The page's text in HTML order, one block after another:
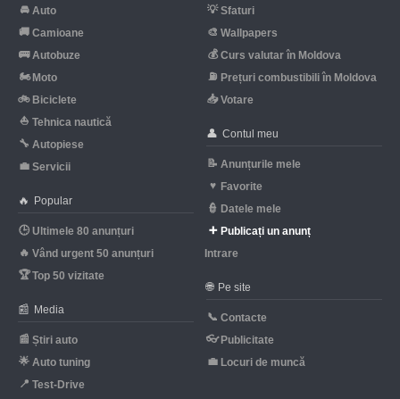
🚘 Auto
🚚 Camioane
🚌 Autobuze
🏍 Moto
🚲 Biciclete
⛵ Tehnica nautică
🔧 Autopiese
💼 Servicii
🔥 Popular
🕒 Ultimele 80 anunțuri
🔥 Vând urgent 50 anunțuri
🏆Top 50 vizitate
📰 Media
📰 Știri auto
🌟 Auto tuning
📍 Test-Drive
💡 Sfaturi
🎨 Wallpapers
💰 Curs valutar în Moldova
⛽ Prețuri combustibili în Moldova
📥 Votare
👤 Contul meu
📝 Anunțurile mele
♥ Favorite
👮 Datele mele
➕ Publicați un anunț
Intrare
🌐 Pe site
📞 Contacte
👓 Publicitate
💼 Locuri de muncă